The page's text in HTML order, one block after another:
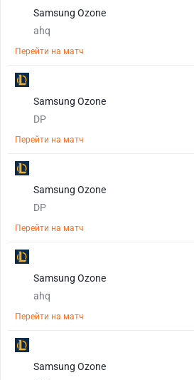
Samsung Ozone
ahq
Перейти на матч
Samsung Ozone
DP
Перейти на матч
Samsung Ozone
DP
Перейти на матч
Samsung Ozone
ahq
Перейти на матч
Samsung Ozone